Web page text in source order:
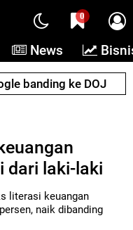
0
News
banding ke DOJ
dari laki-laki
literasi keuangan
naik dibanding